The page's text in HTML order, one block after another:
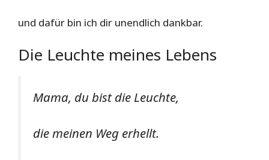
und dafür bin ich dir unendlich dankbar.
Die Leuchte meines Lebens
Mama, du bist die Leuchte,
die meinen Weg erhellt.